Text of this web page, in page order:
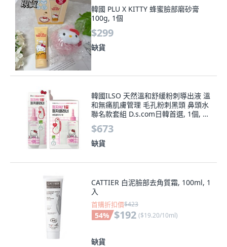
韓國 PLU X KITTY 蜂蜜臉部磨砂膏
100g, 1個
$299
缺貨
韓國ILSO 天然溫和舒緩粉刺導出液 溫
和無痛肌膚管理 毛孔粉刺黑頭 鼻頭水
聯名款套組 D.s.com日韓首選, 1個, 導
出液凱蒂貓聯名款套組
$673
缺貨
CATTIER 白泥臉部去角質霜, 100ml, 1
入
首購折扣價$423
54% $192 ($19.20/10ml)
缺貨